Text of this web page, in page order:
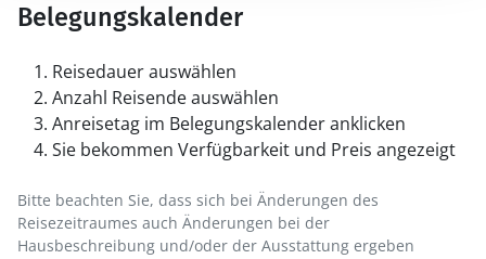
Belegungskalender
Reisedauer auswählen
Anzahl Reisende auswählen
Anreisetag im Belegungskalender anklicken
Sie bekommen Verfügbarkeit und Preis angezeigt
Bitte beachten Sie, dass sich bei Änderungen des
Reisezeitraumes auch Änderungen bei der
Hausbeschreibung und/oder der Ausstattung ergeben